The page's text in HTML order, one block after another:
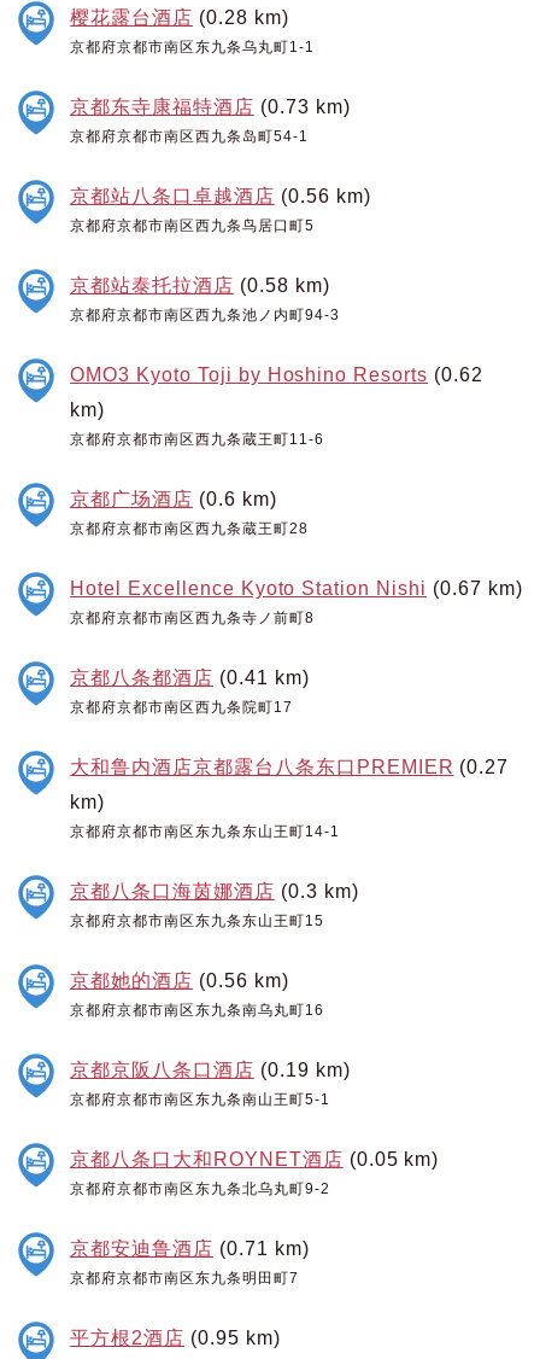
樱花露台酒店 (0.28 km)
京都府京都市南区东九条乌丸町1-1
京都东寺康福特酒店 (0.73 km)
京都府京都市南区西九条岛町54-1
京都站八条口卓越酒店 (0.56 km)
京都府京都市南区西九条鸟居口町5
京都站泰托拉酒店 (0.58 km)
京都府京都市南区西九条池ノ内町94-3
OMO3 Kyoto Toji by Hoshino Resorts (0.62
km)
京都府京都市南区西九条蔵王町11-6
京都广场酒店 (0.6 km)
京都府京都市南区西九条蔵王町28
Hotel Excellence Kyoto Station Nishi (0.67 km)
京都府京都市南区西九条寺ノ前町8
京都八条都酒店 (0.41 km)
京都府京都市南区西九条院町17
大和鲁内酒店京都露台八条东口PREMIER (0.27
km)
京都府京都市南区东九条东山王町14-1
京都八条口海茵娜酒店 (0.3 km)
京都府京都市南区东九条东山王町15
京都她的酒店 (0.56 km)
京都府京都市南区东九条南乌丸町16
京都京阪八条口酒店 (0.19 km)
京都府京都市南区东九条南山王町5-1
京都八条口大和ROYNET酒店 (0.05 km)
京都府京都市南区东九条北乌丸町9-2
京都安迪鲁酒店 (0.71 km)
京都府京都市南区东九条明田町7
平方根2酒店 (0.95 km)